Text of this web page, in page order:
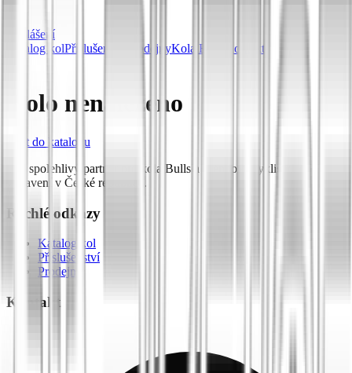
Přihlášení
Katalog kolPříslušenství ProdejnyKola Bulls Kontakt
Kolo nenalezeno
Zpět do katalogu
Váš spolehlivý partner pro kola Bulls a prémiové cyklistické
vybavení v České republice.
Rychlé odkazy
Katalog kol
Příslušenství
Prodejny
Kontakt